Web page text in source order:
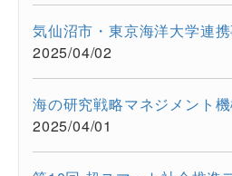
2025/04/02
2025/04/01